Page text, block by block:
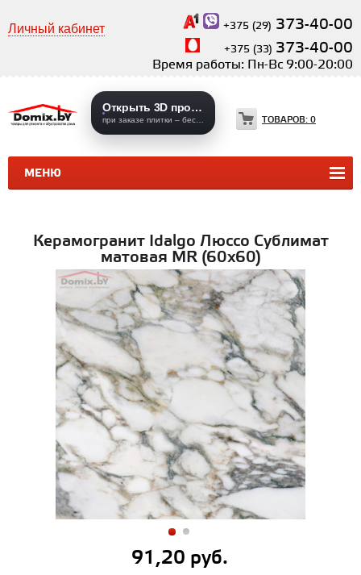
Личный кабинет +375 (29) 373-40-00
+375 (33) 373-40-00
Время работы: Пн-Вс 9:00-20:00
МЕНЮ
Открыть 3D проекты
ТОВАРОВ: 0
КЕРАМИЧЕСКАЯ ПЛИТКА
Керамогранит Idalgo Люссо Сублимат
матовая MR (60х60)
91,20 руб.